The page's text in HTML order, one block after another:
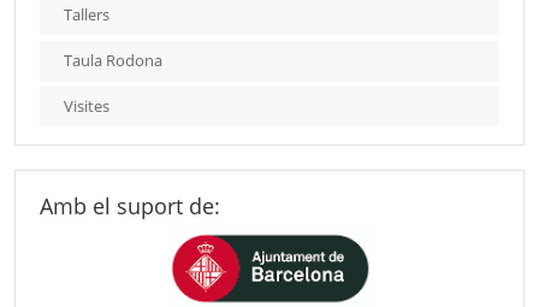
Tallers
Taula Rodona
Visites
Amb el suport de: